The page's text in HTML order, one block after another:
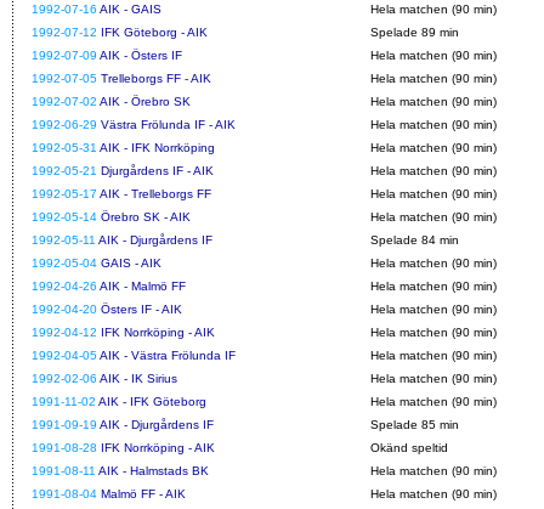
1992-07-16 AIK - GAIS
Hela matchen (90 min)
1992-07-12 IFK Göteborg - AIK
Spelade 89 min
1992-07-09 AIK - Östers IF
Hela matchen (90 min)
1992-07-05 Trelleborgs FF - AIK
Hela matchen (90 min)
1992-07-02 AIK - Örebro SK
Hela matchen (90 min)
1992-06-29 Västra Frölunda IF - AIK
Hela matchen (90 min)
1992-05-31 AIK - IFK Norrköping
Hela matchen (90 min)
1992-05-21 Djurgårdens IF - AIK
Hela matchen (90 min)
1992-05-17 AIK - Trelleborgs FF
Hela matchen (90 min)
1992-05-14 Örebro SK - AIK
Hela matchen (90 min)
1992-05-11 AIK - Djurgårdens IF
Spelade 84 min
1992-05-04 GAIS - AIK
Hela matchen (90 min)
1992-04-26 AIK - Malmö FF
Hela matchen (90 min)
1992-04-20 Östers IF - AIK
Hela matchen (90 min)
1992-04-12 IFK Norrköping - AIK
Hela matchen (90 min)
1992-04-05AIK - Västra Frölunda IF
Hela matchen (90 min)
1992-02-06 AIK - IK Sirius
Hela matchen (90 min)
1991-11-02 AIK - IFK Göteborg
Hela matchen (90 min)
1991-09-19 AIK - Djurgårdens IF
Spelade 85 min
1991-08-28 IFK Norrköping - AIK
Okänd speltid
1991-08-11 AIK - Halmstads BK
Hela matchen (90 min)
1991-08-04 Malmö FF - AIK
Hela matchen (90 min)